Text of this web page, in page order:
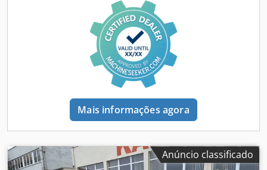
Mais informações agora
Anúncio classificado